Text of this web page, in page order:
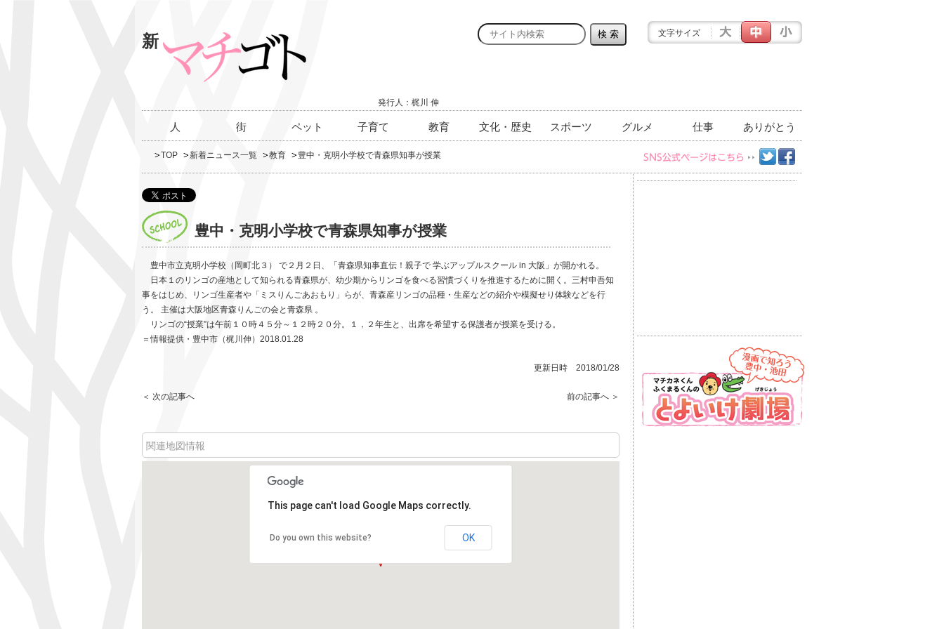
新
発行人：梶川 伸
文字サイズ
人 街 ペット 子育て 教育 文化・歴史 スポーツ グルメ 仕事 ありがとう
TOP 新着ニュース一覧 教育 豊中・克明小学校で青森県知事が授業
豊中・克明小学校で青森県知事が授業
豊中市立克明小学校（岡町北３） で２月２日、「青森県知事直伝！親子で 学ぶアップルスクール in 大阪」が開かれる。
日本１のリンゴの産地として知られる青森県が、幼少期からリンゴを食べる習慣づくりを推進するために開く。三村申吾知
事をはじめ、リンゴ生産者や「ミスりんごあおもり」らが、青森産リンゴの品種・生産などの紹介や模擬せり体験などを行
う。 主催は大阪地区青森りんごの会と青森県 。
リンゴの“授業”は午前１０時４５分～１２時２０分。１，２年生と、出席を希望する保護者が授業を受ける。
＝情報提供・豊中市（梶川伸）2018.01.28
更新日時 2018/01/28
前の記事へ ＞
＜ 次の記事へ
関連地図情報
This page can't load Google Maps correctly.
Do you own this website? OK